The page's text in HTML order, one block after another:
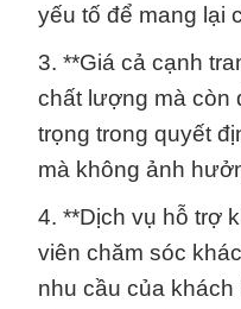
yếu tố để mang lại
3. **Giá cả cạnh
chất lượng mà còn
trọng trong quyết
mà không ảnh
4. **Dịch vụ hỗ trợ
viên chăm sóc
nhu cầu của